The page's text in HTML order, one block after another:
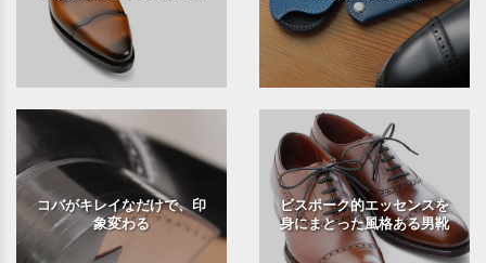
コバがキレイなだけで、印
象変わる
ビスポーク的エッセンスを
身にまとった風格ある男靴